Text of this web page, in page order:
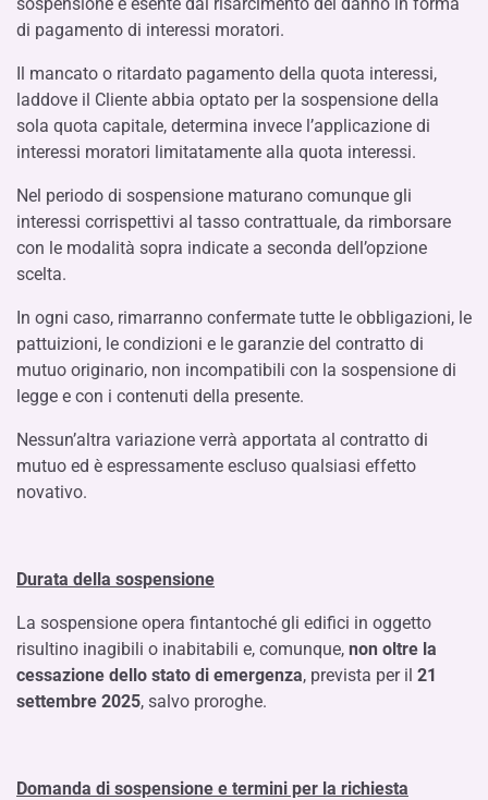
di pagamento di interessi moratori.
Il mancato o ritardato pagamento della quota interessi,
laddove il Cliente abbia optato per la sospensione della
sola quota capitale, determina invece l’applicazione di
interessi moratori limitatamente alla quota interessi.
Nel periodo di sospensione maturano comunque gli
interessi corrispettivi al tasso contrattuale, da rimborsare
con le modalità sopra indicate a seconda dell’opzione
scelta.
In ogni caso, rimarranno confermate tutte le obbligazioni, le
pattuizioni, le condizioni e le garanzie del contratto di
mutuo originario, non incompatibili con la sospensione di
legge e con i contenuti della presente.
Nessun’altra variazione verrà apportata al contratto di
mutuo ed è espressamente escluso qualsiasi effetto
novativo.
Durata della sospensione
La sospensione opera fintantoché gli edifici in oggetto
risultino inagibili o inabitabili e, comunque, non oltre la
cessazione dello stato di emergenza, prevista per il 21
settembre 2025, salvo proroghe.
Domanda di sospensione e termini per la richiesta